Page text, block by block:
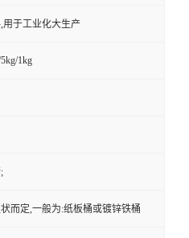
用于工业化大生产
1kg
而定,一般为:纸板桶或镀锌铁桶